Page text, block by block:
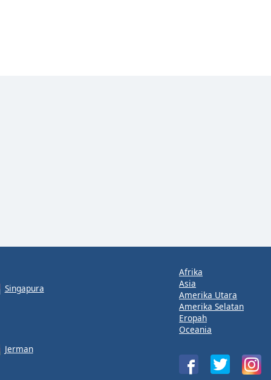
Singapura
Jerman
Afrika
Asia
Amerika Utara
Amerika Selatan
Eropah
Oceania